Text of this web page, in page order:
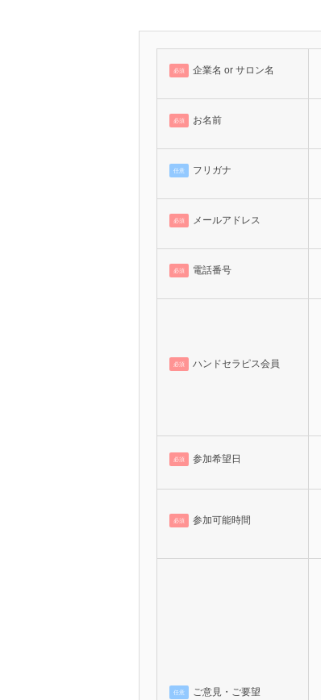
必須 企業名 or サロン名
必須 お名前
任意 フリガナ
必須 メールアドレス
必須 電話番号
必須 ハンドセラピス会員
必須 参加希望日
必須 参加可能時間
任意 ご意見・ご要望